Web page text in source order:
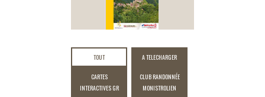
TOUT A TELECHARGER
CARTES
INTERACTIVES GR
CLUB RANDONNÉE
MONISTROLIEN